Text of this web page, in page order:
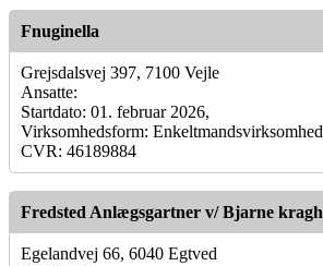
Fnuginella
Grejsdalsvej 397, 7100 Vejle
Ansatte:
Startdato: 01. februar 2026,
Virksomhedsform: Enkeltmandsvirksomhed
CVR: 46189884
Fredsted Anlægsgartner v/ Bjarne kragh
Egelandvej 66, 6040 Egtved